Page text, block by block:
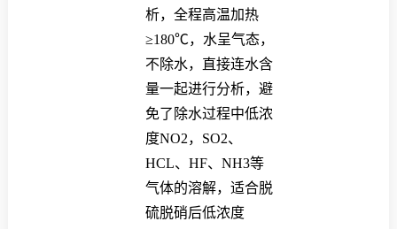
析，全程高温加热
≥180℃，水呈气态，
不除水，直接连水含
量一起进行分析，避
免了除水过程中低浓
度NO2，SO2、
HCL、HF、NH3等
气体的溶解，适合脱
硫脱硝后低浓度